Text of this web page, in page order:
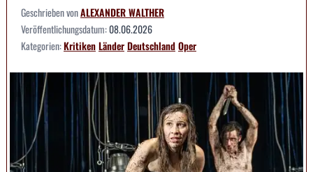
Geschrieben vonALEXANDER WALTHER
Veröffentlichungsdatum:08.06.2026
Kategorien:KritikenLänderDeutschlandOper